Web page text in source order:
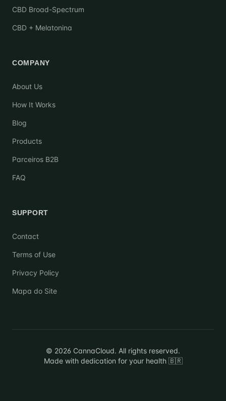
CBD Broad-Spectrum
CBD + Melatonina
COMPANY
About Us
How It Works
Blog
Products
Parceiros B2B
FAQ
SUPPORT
Contact
Terms of Use
Privacy Policy
Mapa do Site
© 2026 CannaCloud. All rights reserved.
Made with dedication for your health 🇧🇷